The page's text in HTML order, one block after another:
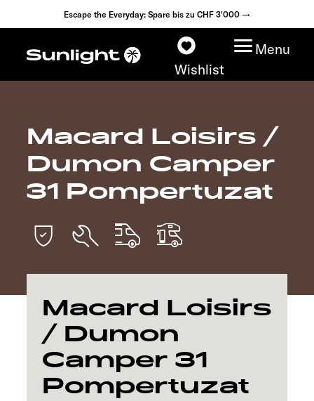
Escape the Everyday: Spare bis zu CHF 3'000 →
Wishlist
Menu
Modelle
Konfigurator
Fahrzeugfinder
Explore
Service
Macard Loisirs /
Dumon Camper
31 Pompertuzat
Macard Loisirs
/ Dumon
Camper 31
Pompertuzat